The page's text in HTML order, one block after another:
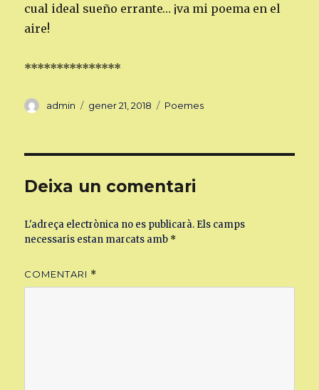
cual ideal sueño errante… ¡va mi poema en el
aire!
***************
Autor
admin
Publicat
gener 21, 2018 Categories
Poemes
Deixa un comentari
L'adreça electrònica no es publicarà. Els camps
necessaris estan marcats amb *
COMENTARI *